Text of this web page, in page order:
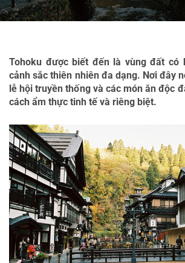
Tohoku được biết đến là vùng đất có
cảnh sắc thiên nhiên đa dạng. Nơi đây
lễ hội truyền thống và các món ăn độc
cách ẩm thực tinh tế và riêng biệt.